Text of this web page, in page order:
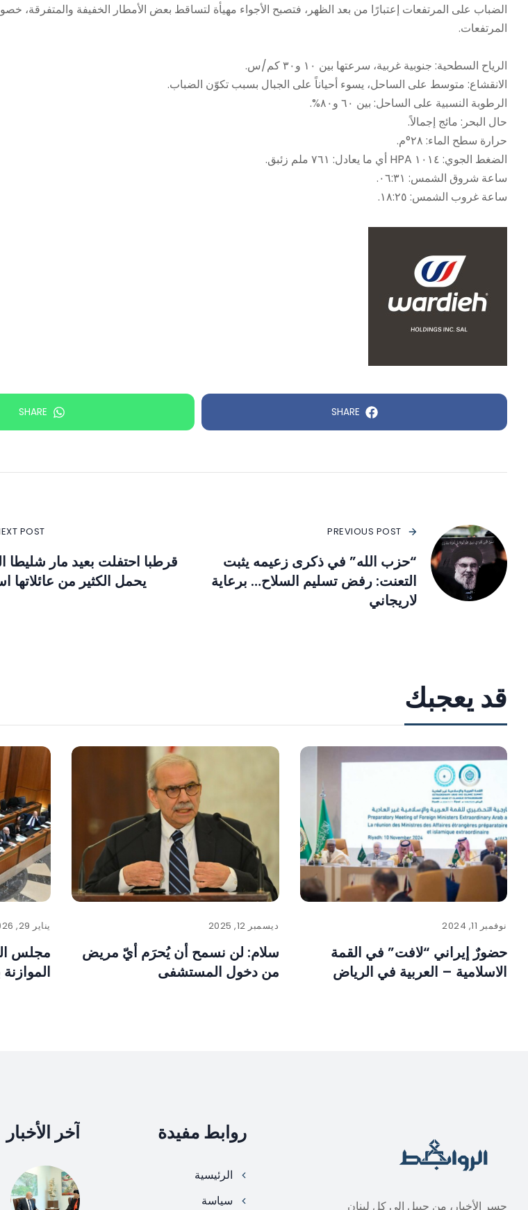
الضباب على المرتفعات إعتبارًا من بعد الظهر، فتصبح الأجواء مهيأة لتساقط بعض الأمطار الخفيفة والمتفرقة،
المرتفعات.
الرياح السطحية: جنوبية غربية، سرعتها بين ١٠ و٣٠ كم/س.
الانقشاع: متوسط على الساحل، يسوء أحياناً على الجبال بسبب تكوّن الضباب.
الرطوبة النسبية على الساحل: بين ٦٠ و٨٠%.
حال البحر: مائج إجمالاً.
حرارة سطح الماء: ٢٨°م.
الضغط الجوي: ١٠١٤ HPA أي ما يعادل: ٧٦١ ملم زئبق.
ساعة شروق الشمس: ٠٦:٣١.
ساعة غروب الشمس: ١٨:٢٥.
SHARE
SHARE
PREVIOUS POST
“حزب الله” في ذكرى زعيمه يثبت
التعنت: رفض تسليم السلاح… برعاية
لاريجاني
POST
قرطبا احتفلت بعيد مار شليطا
يحمل الكثير من عائلاتها
قد يعجبك
نوفمبر 11, 2024
حضورٌ إيراني “لافت” في القمة
الاسلامية – العربية في الرياض
ديسمبر 12, 2025
سلام: لن نسمح أن يُحرَم أيّ مريض
من دخول المستشفى
يناير 29, 2026
مجلس
جسر الأخبار، من جبيل الى كل لبنان
روابط مفيدة
الرئيسية
سياسة
آخر الأخبار